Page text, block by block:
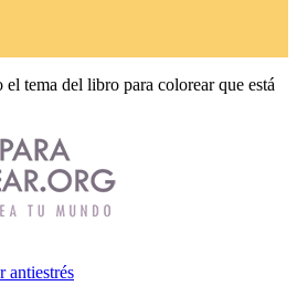
tema del libro para colorear que está
antiestrés